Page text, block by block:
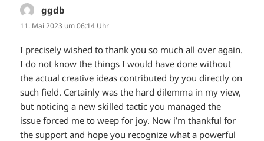
ggdb
11. Mai 2023 um 06:14 Uhr
I precisely wished to thank you so much all over again.
I do not know the things I would have done without
the actual creative ideas contributed by you directly on
such field. Certainly was the hard dilemma in my view,
but noticing a new skilled tactic you managed the
issue forced me to weep for joy. Now i’m thankful for
the support and hope you recognize what a powerful